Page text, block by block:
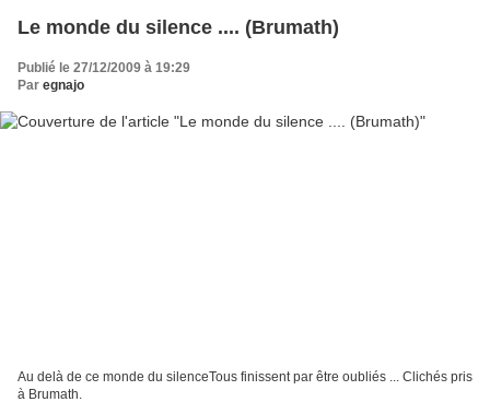
Le monde du silence .... (Brumath)
Publié le 27/12/2009 à 19:29
Par egnajo
Au delà de ce monde du silenceTous finissent par être oubliés ... Clichés pris
à Brumath.